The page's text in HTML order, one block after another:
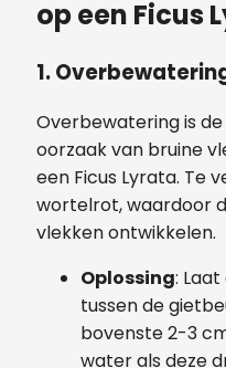
op een Ficus
1.
Overbewatering is
oorzaak van bruine
een Ficus Lyrata. Te
wortelrot, waardoor
vlekken ontwikkelen.
Oplossing:
tussen de
bovenste 2-3
water als deze